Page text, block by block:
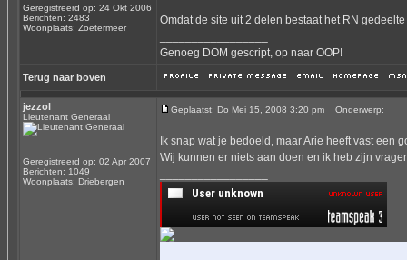
Geregistreerd op: 24 Okt 2006
Berichten: 2483
Woonplaats: Zoetermeer
Omdat de site uit 2 delen bestaat het RN
Genoeg DOM gescript, op naar OOP!
Terug naar boven
jezzol
Lieutenant Generaal
Geregistreerd op: 02 Apr 2007
Berichten: 1049
Woonplaats: Driebergen
Geplaatst: Do Mei 15, 2008 3:20 pm Onderwerp:
Ik snap wat je bedoeld, maar Arie heeft vast een
Wij kunnen er niets aan doen en ik heb zijn